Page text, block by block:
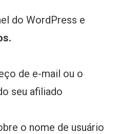
do WordPress e
de e-mail ou o
seu afiliado
o nome de usuário